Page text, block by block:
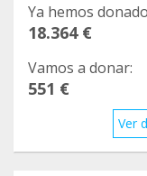
Ya hemos
18.364 €
Vamos a donar:
551 €
Ver